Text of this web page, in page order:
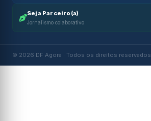
Seja Parceiro(a)
Jornalismo colaborativo
© 2026 DF Agora · Todos os direitos reservados